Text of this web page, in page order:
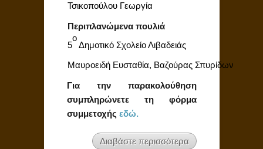
Τσικοπούλου Γεωργία
Περιπλανώμενα πουλιά
5
ο
Δημοτικό Σχολείο Λιβαδειάς
Μαυροειδή Ευσταθία, Βαζούρας Σπυρίδων
Για την παρακολούθηση
συμπληρώνετε τη φόρμα
συμμετοχής εδώ.
Διαβάστε περισσότερα